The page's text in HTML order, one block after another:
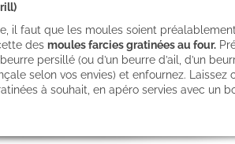
il faut que les moules soient
des moules farcies gratinées au four.
persillé (ou d’un beurre d’ail, d’un
selon vos envies) et enfournez. Laissez
à souhait, en apéro servies avec un